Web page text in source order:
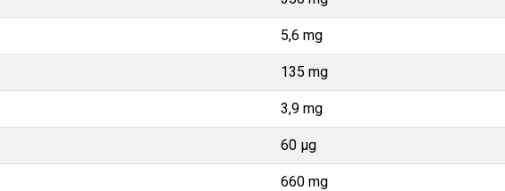
5,6 mg
135 mg
3,9 mg
60 µg
660 mg